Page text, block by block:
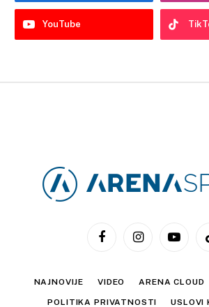
YouTube
FacebookInstagram
NAJNOVIJE VIDEO ARENA CLOUD
POLITIKA PRIVATNOSTI USLOVI